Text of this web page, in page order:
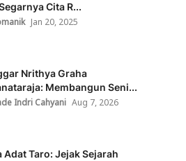
Cita R...
Jan 20, 2025
Nrithya Graha
Membangun Seni...
Indri Cahyani Aug 7, 2026
Adat Taro: Jejak Sejarah